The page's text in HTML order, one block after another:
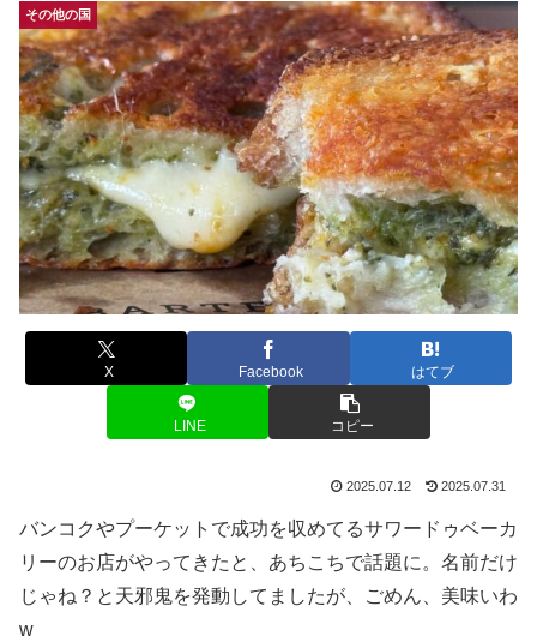
その他の国
X Facebook はてブ
LINE コピー
2025.07.12 2025.07.31
バンコクやプーケットで成功を収めてるサワードゥベーカ
リーのお店がやってきたと、あちこちで話題に。名前だけ
じゃね？と天邪鬼を発動してましたが、ごめん、美味いわ
w